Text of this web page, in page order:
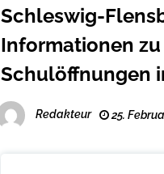
Schleswig-
Informationen
Schulöffnungen
Redakteur 25.